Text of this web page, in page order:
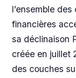
l’ensemble
financières
sa déclinaison
créée en juillet
des couches